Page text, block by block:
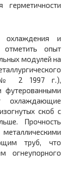
охлаждения и
отметить опыт
модулей на
№ 2 1997 г.),
футерованными
охлаждающие
скоб с
Прочность
труб, что
огнеупорного